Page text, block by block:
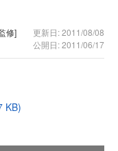
修]
更新日: 2011/08/08
公開日: 2011/06/17
KB)